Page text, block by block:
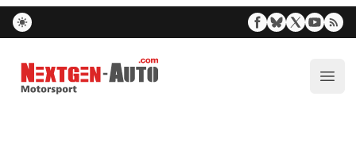
Nextgen-Auto.com